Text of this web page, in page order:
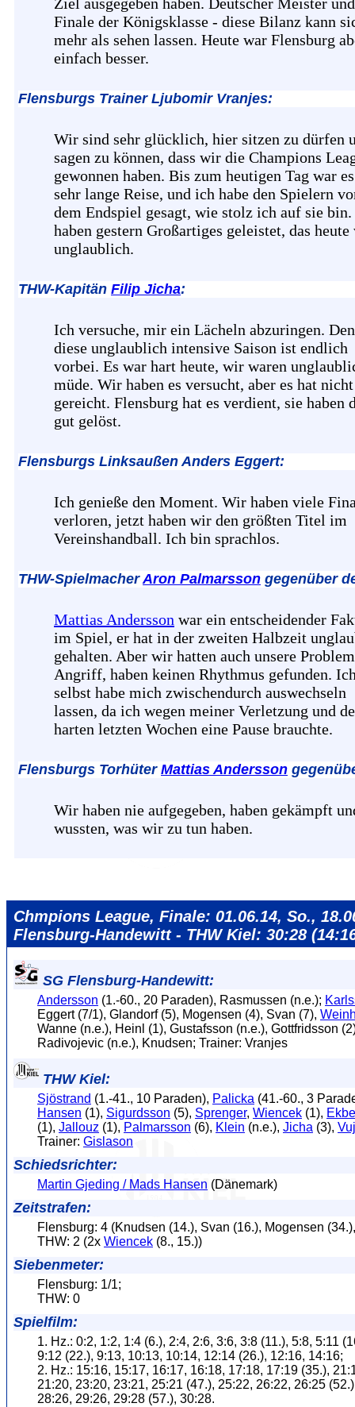
Finale der Königsklasse - diese Bilanz kann
mehr als sehen lassen. Heute war Flensburg
einfach besser.
Flensburgs Trainer Ljubomir Vranjes:
Wir sind sehr glücklich, hier sitzen zu dürfen
sagen zu können, dass wir die Champions
gewonnen haben. Bis zum heutigen Tag war
sehr lange Reise, und ich habe den Spielern
dem Endspiel gesagt, wie stolz ich auf sie
haben gestern Großartiges geleistet, das heute
unglaublich.
THW-Kapitän Filip Jicha:
Ich versuche, mir ein Lächeln abzuringen.
diese unglaublich intensive Saison ist endlich
vorbei. Es war hart heute, wir waren
müde. Wir haben es versucht, aber es hat nicht
gereicht. Flensburg hat es verdient, sie haben
gut gelöst.
Flensburgs Linksaußen Anders Eggert:
Ich genieße den Moment. Wir haben viele
verloren, jetzt haben wir den größten Titel im
Vereinshandball. Ich bin sprachlos.
THW-SpielmacherAron Palmarsson gegenüber
Mattias Andersson war ein entscheidender
im Spiel, er hat in der zweiten Halbzeit
gehalten. Aber wir hatten auch unsere
Angriff, haben keinen Rhythmus gefunden.
selbst habe mich zwischendurch auswechseln
lassen, da ich wegen meiner Verletzung und
harten letzten Wochen eine Pause brauchte.
Flensburgs Torhüter Mattias Andersson
Wir haben nie aufgegeben, haben gekämpft
wussten, was wir zu tun haben.
Chmpions League, Finale: 01.06.14, So.,
Flensburg-Handewitt - THW Kiel: 30:28
SG Flensburg-Handewitt:
Andersson (1.-60., 20 Paraden), Rasmussen (n.e.);
Eggert (7/1), Glandorf (5), Mogensen (4), Svan (7),
Wanne (n.e.), Heinl (1), Gustafsson (n.e.), Gottfridsson
Radivojevic (n.e.), Knudsen; Trainer: Vranjes
THW Kiel:
Sjöstrand (1.-41., 10 Paraden), Palicka (41.-60., 3
Hansen (1), Sigurdsson (5), Sprenger, Wiencek (1),
(1), Jallouz (1), Palmarsson (6), Klein (n.e.), Jicha (3),
Trainer: Gislason
Schiedsrichter:
Martin Gjeding / Mads Hansen (Dänemark)
Zeitstrafen:
Flensburg: 4 (Knudsen (14.), Svan (16.), Mogensen
THW: 2 (2x Wiencek (8., 15.))
Siebenmeter:
Flensburg: 1/1;
THW: 0
Spielfilm:
1. Hz.: 0:2, 1:2, 1:4 (6.), 2:4, 2:6, 3:6, 3:8 (11.), 5:8, 5:11
9:12 (22.), 9:13, 10:13, 10:14, 12:14 (26.), 12:16, 14:16;
2. Hz.: 15:16, 15:17, 16:17, 16:18, 17:18, 17:19 (35.),
21:20, 23:20, 23:21, 25:21 (47.), 25:22, 26:22, 26:25
28:26, 29:26, 29:28 (57.), 30:28.